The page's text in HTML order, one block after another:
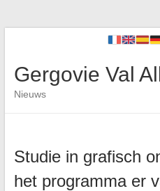
Gergovie Val
Nieuws
Studie in grafisch
het programma er